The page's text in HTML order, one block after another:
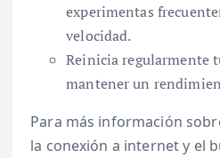
experimentas
velocidad.
Reinicia regularmente
mantener un
Para más información
la conexión a internet y el